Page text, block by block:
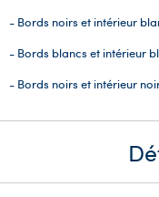
- Bords noirs et intérieur
- Bords blancs et intérieur
- Bords noirs et intérieur